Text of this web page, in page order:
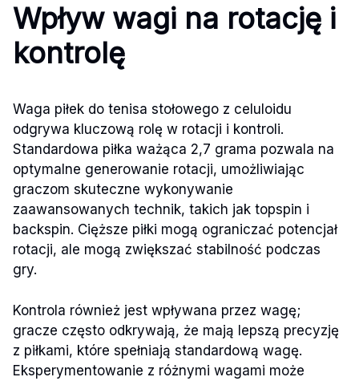
Wpływ wagi na rotację i
kontrolę
Waga piłek do tenisa stołowego z celuloidu
odgrywa kluczową rolę w rotacji i kontroli.
Standardowa piłka ważąca 2,7 grama pozwala na
optymalne generowanie rotacji, umożliwiając
graczom skuteczne wykonywanie
zaawansowanych technik, takich jak topspin i
backspin. Cięższe piłki mogą ograniczać potencjał
rotacji, ale mogą zwiększać stabilność podczas
gry.
Kontrola również jest wpływana przez wagę;
gracze często odkrywają, że mają lepszą precyzję
z piłkami, które spełniają standardową wagę.
Eksperymentowanie z różnymi wagami może